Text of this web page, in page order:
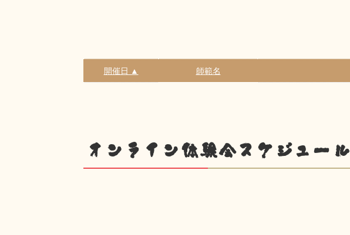
開催日 ▲ 師範名
オンライン体験会スケジュール